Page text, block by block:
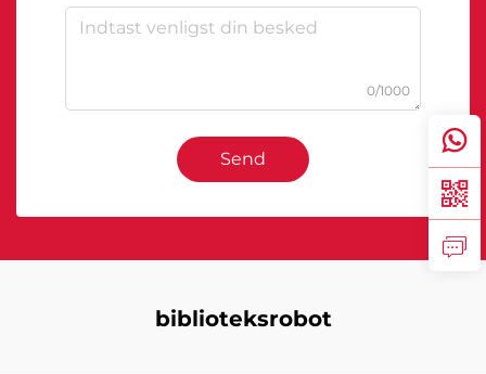
0/1000
Send
biblioteksrobot